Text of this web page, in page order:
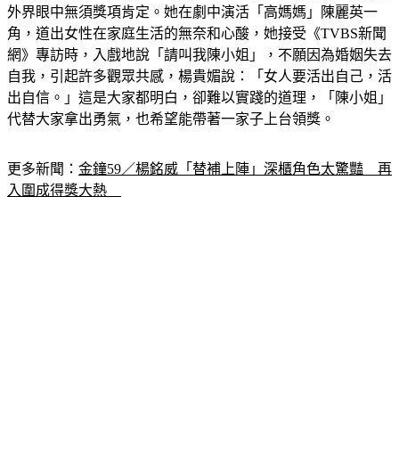
「戲劇節目女主角獎」，出道多年的她早已獲獎無數，演技在
外界眼中無須獎項肯定。她在劇中演活「高媽媽」陳麗英一
角，道出女性在家庭生活的無奈和心酸，她接受《TVBS新聞
網》專訪時，入戲地說「請叫我陳小姐」，不願因為婚姻失去
自我，引起許多觀眾共感，楊貴媚說：「女人要活出自己，活
出自信。」這是大家都明白，卻難以實踐的道理，「陳小姐」
更多新聞：金鐘59／楊銘威「替補上陣」深櫃角色太驚豔　再